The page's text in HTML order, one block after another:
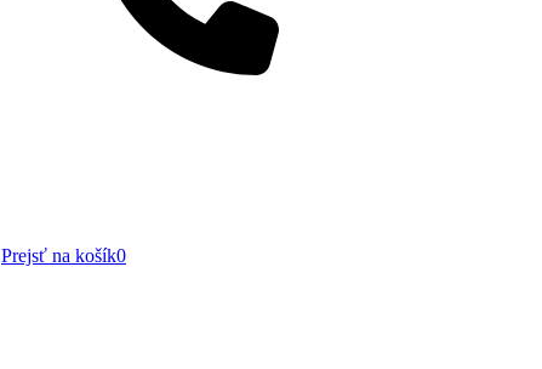
Prejsť na košík0